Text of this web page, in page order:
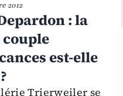
2012
: la
est-elle
Trierweiler se